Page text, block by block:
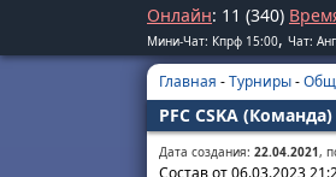
Онлайн: 11 (340)
Мини-Чат: Кпрф 15:00, Чат:
Главная -Турниры-
PFC CSKA (Команда)
Дата создания: 22.04.2021,
Состав от 06.03.2023